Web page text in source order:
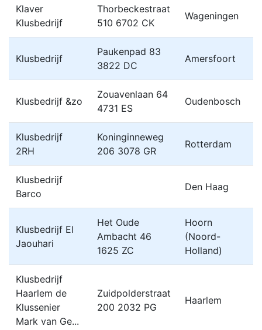
Klaver
Klusbedrijf
Thorbeckestraat
510 6702 CK
Wageningen
Klusbedrijf
Paukenpad 83
3822 DC
Amersfoort
Klusbedrijf &zo
Zouavenlaan 64
4731 ES
Oudenbosch
Klusbedrijf
2RH
Koninginneweg
206 3078 GR
Rotterdam
Klusbedrijf
Barco
Den Haag
Klusbedrijf El
Jaouhari
Het Oude
Ambacht 46
1625 ZC
Hoorn
(Noord-
Holland)
Klusbedrijf
Haarlem de
Klussenier
Mark van Ge...
Zuidpolderstraat
200 2032 PG
Haarlem